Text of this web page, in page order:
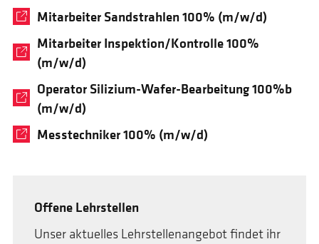
Mitarbeiter Sandstrahlen 100% (m/w/d)
Mitarbeiter Inspektion/Kontrolle 100%
(m/w/d)
Operator Silizium-Wafer-Bearbeitung 100%b
(m/w/d)
Messtechniker 100% (m/w/d)
Offene Lehrstellen
Unser aktuelles Lehrstellenangebot findet ihr